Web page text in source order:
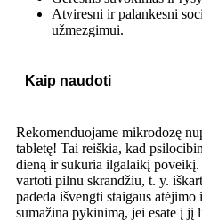
Atviresni ir palankesni
užmezgimui.
Kaip naudoti
Rekomenduojame mikrodozę
tabletę! Tai reiškia, kad
dieną ir sukuria ilgalaikį
vartoti pilnu skrandžiu, t. y.
padeda išvengti staigaus
sumažina pykinimą, jei esate į jį